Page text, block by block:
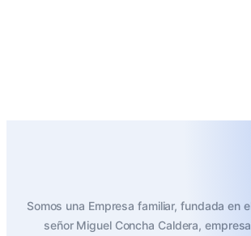
Somos una Empresa familiar, fundada en
señor Miguel Concha Caldera,